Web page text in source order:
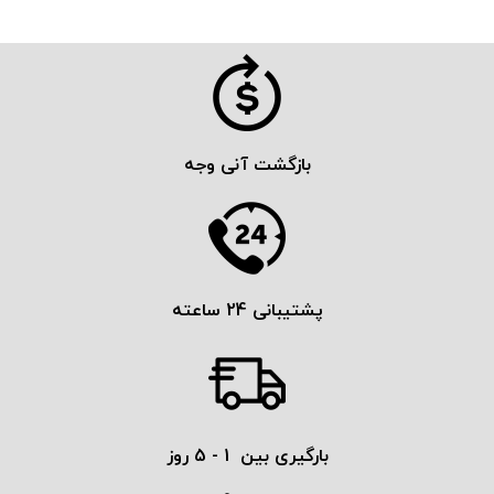
بازگشت آنی وجه
پشتیبانی 24 ساعته
بارگیری بین 1 - 5 روز